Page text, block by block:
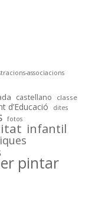
associacions
castellano classe
d’Educació dites
fotos
infantil
pintar